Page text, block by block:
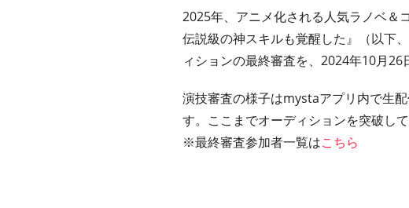
2025年、アニメ化される⼈気ラノベ＆
伝説級の神スキルも覚醒した』（以下
ィションの最終審査を、2024年10月26
演技審査の様子はmystaアプリ内で生
す。ここまでオーディションを突破し
※最終審査参加者一覧はこちら